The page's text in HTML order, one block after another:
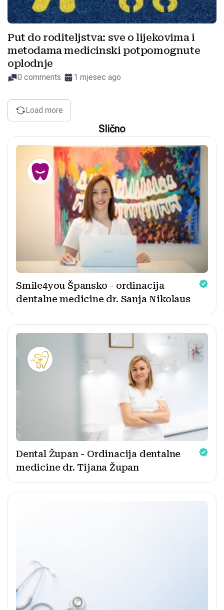
Put do roditeljstva: sve o lijekovima i
metodama medicinski potpomognute
oplodnje
0 comments 1 mjesec ago
Load more
Slično
Smile4you Špansko - ordinacija
dentalne medicine dr. Sanja Nikolaus
Dental Župan - Ordinacija dentalne
medicine dr. Tijana Župan